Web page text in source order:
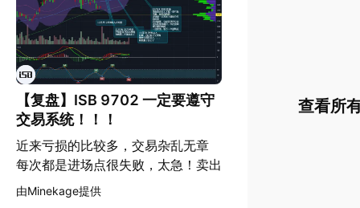
【复盘】ISB 9702 一定要遵守
交易系统！！！
近来亏损的比较多，交易杂乱无章
每次都是进场点很失败，太急！卖出
太早（也是因为进场点不好造成的慌
由Minekage提供
查看所